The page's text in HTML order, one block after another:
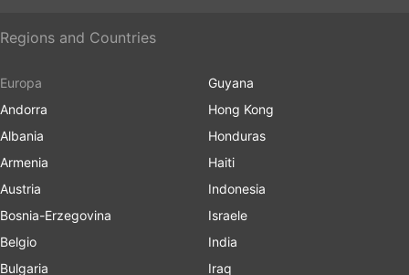
Regions and Countries
Europa
Andorra
Albania
Armenia
Austria
Bosnia-Erzegovina
Belgio
Bulgaria
Guyana
Hong Kong
Honduras
Haiti
Indonesia
Israele
India
Iraq